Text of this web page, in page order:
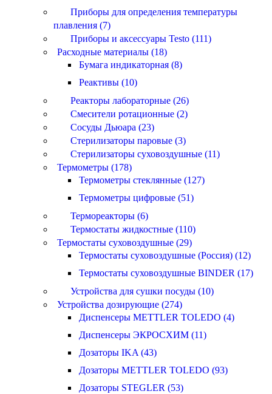
Приборы для определения температуры
плавления (7)
Приборы и аксессуары Testo (111)
Расходные материалы (18)
Бумага индикаторная (8)
Реактивы (10)
Реакторы лабораторные (26)
Смесители ротационные (2)
Сосуды Дьюара (23)
Стерилизаторы паровые (3)
Стерилизаторы суховоздушные (11)
Термометры (178)
Термометры стеклянные (127)
Термометры цифровые (51)
Термореакторы (6)
Термостаты жидкостные (110)
Термостаты суховоздушные (29)
Термостаты суховоздушные (Россия) (12)
Термостаты суховоздушные BINDER (17)
Устройства для сушки посуды (10)
Устройства дозирующие (274)
Диспенсеры METTLER TOLEDO (4)
Диспенсеры ЭКРОСХИМ (11)
Дозаторы IKA (43)
Дозаторы METTLER TOLEDO (93)
Дозаторы STEGLER (53)